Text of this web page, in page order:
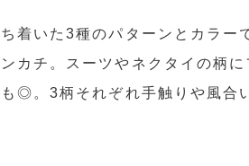
着いた3種のパターンとカラー
カチ。スーツやネクタイの柄
◎。3柄それぞれ手触りや風合